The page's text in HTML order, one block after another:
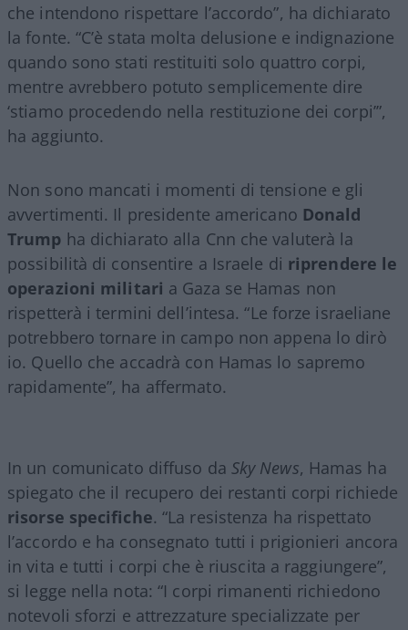
che intendono rispettare l’accordo”, ha dichiarato
la fonte. “C’è stata molta delusione e indignazione
quando sono stati restituiti solo quattro corpi,
mentre avrebbero potuto semplicemente dire
‘stiamo procedendo nella restituzione dei corpi’”,
ha aggiunto.
Non sono mancati i momenti di tensione e gli
avvertimenti. Il presidente americano Donald
Trump ha dichiarato alla Cnn che valuterà la
possibilità di consentire a Israele di riprendere le
operazioni militari a Gaza se Hamas non
rispetterà i termini dell’intesa. “Le forze israeliane
potrebbero tornare in campo non appena lo dirò
io. Quello che accadrà con Hamas lo sapremo
rapidamente”, ha affermato.
In un comunicato diffuso da Sky News, Hamas ha
spiegato che il recupero dei restanti corpi richiede
risorse specifiche. “La resistenza ha rispettato
l’accordo e ha consegnato tutti i prigionieri ancora
in vita e tutti i corpi che è riuscita a raggiungere”,
si legge nella nota: “I corpi rimanenti richiedono
notevoli sforzi e attrezzature specializzate per